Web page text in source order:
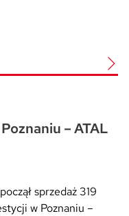
– ATAL
sprzedaż 319
w Poznaniu –